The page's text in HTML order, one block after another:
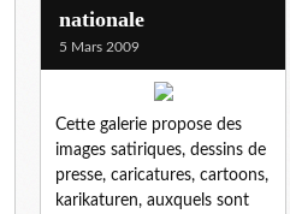
nationale
5 Mars 2009
Cette galerie propose des
images satiriques, dessins de
presse, caricatures, cartoons,
karikaturen, auxquels sont